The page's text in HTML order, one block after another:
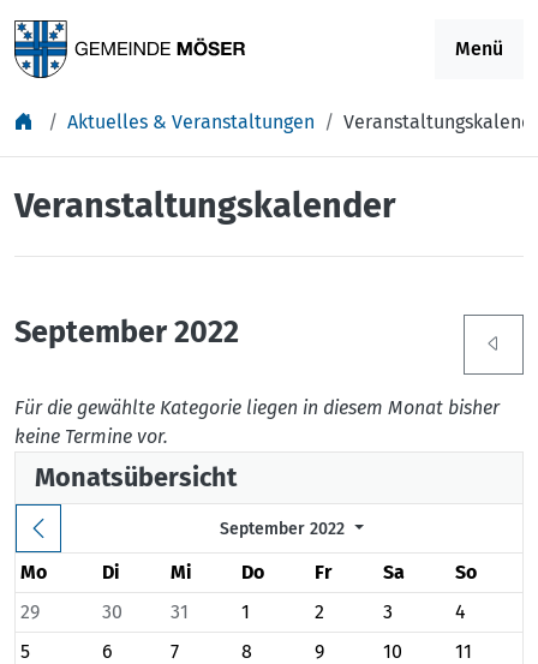
Menü
Aktuelles & Veranstaltungen
Veranstaltungskalender
September 2022
Für die gewählte Kategorie liegen in diesem Monat bisher
keine Termine vor.
Monatsübersicht
September 2022
Mo Di Mi Do Fr Sa
So
29
30 31 1 2 3
4
5
6 7 8 9 10
11